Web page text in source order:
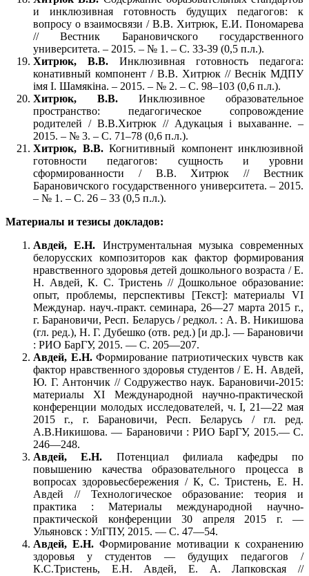
и инклюзивная готовность будущих педагогов: к
вопросу о взаимосвязи / В.В. Хитрюк, Е.И. Пономарева
// Вестник Барановичского государственного
университета. – 2015. – № 1. – С. 33-39 (0,5 п.л.).
Хитрюк, В.В. Инклюзивная готовность педагога:
конативный компонент / В.В. Хитрюк // Веснiк МДПУ
iмя І. Шамякіна. – 2015. – № 2. – С. 98–103 (0,6 п.л.).
Хитрюк, В.В. Инклюзивное образовательное
пространство: педагогическое сопровождение
родителей / В.В.Хитрюк // Адукацыя і выхаванне. –
2015. – № 3. – С. 71–78 (0,6 п.л.).
Хитрюк, В.В. Когнитивный компонент инклюзивной
готовности педагогов: сущность и уровни
сформированности / В.В. Хитрюк // Вестник
Барановичского государственного университета. – 2015.
– № 1. – С. 26 – 33 (0,5 п.л.).
Материалы и тезисы докладов:
Авдей, Е.Н. Инструментальная музыка современных
белорусских композиторов как фактор формирования
нравственного здоровья детей дошкольного возраста / Е.
Н. Авдей, К. С. Тристень // Дошкольное образование:
опыт, проблемы, перспективы [Текст]: материалы VI
Междунар. науч.-практ. семинара, 26—27 марта 2015 г.,
г. Барановичи, Респ. Беларусь / редкол. : А. В. Никишова
(гл. ред.), Н. Г. Дубешко (отв. ред.) [и др.]. — Барановичи
: РИО БарГУ, 2015. — С. 205—207.
Авдей, Е.Н.Формирование патриотических чувств как
фактор нравственного здоровья студентов / Е. Н. Авдей,
Ю. Г. Антончик // Содружество наук. Барановичи-2015:
материалы XI Международной научно-практической
конференции молодых исследователей, ч. I, 21—22 мая
2015 г., г. Барановичи, Респ. Беларусь / гл. ред.
А.В.Никишова. — Барановичи : РИО БарГУ, 2015.— С.
246—248.
Авдей, Е.Н. Потенциал филиала кафедры по
повышению качества образовательного процесса в
вопросах здоровьесбережения / К, С. Тристень, Е. Н.
Авдей // Технологическое образование: теория и
практика : Материалы международной научно-
практической конференции 30 апреля 2015 г. —
Ульяновск : УлГПУ, 2015. — С. 47—54.
Авдей, Е.Н. Формирование мотивации к сохранению
здоровья у студентов — будущих педагогов /
К.С.Тристень, Е.Н. Авдей, Е. А. Лапковская //